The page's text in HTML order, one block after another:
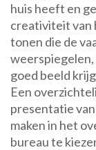
huis heeft en
creativiteit van
tonen die de
goed beeld
Een
presentatie
maken in het
bureau te